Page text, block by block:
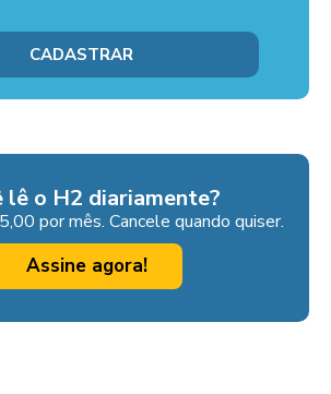
lê o H2 diariamente?
por mês. Cancele quando quiser.
Assine agora!